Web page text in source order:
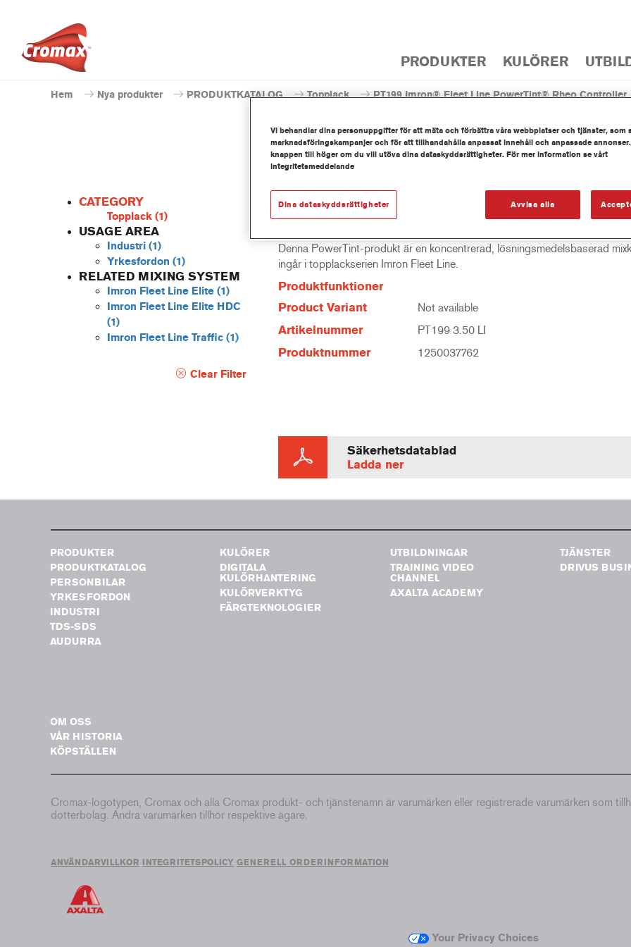
PRODUKTER KULÖRER
Hem Nya produkter PRODUKTKATALOG Topplack PT199 Imron® Fleet Line PowerTint® Rheo Controller
CATEGORY
Topplack (1)
USAGE AREA
Industri (1)
Yrkesfordon (1)
RELATED MIXING SYSTEM
Imron Fleet Line Elite (1)
Imron Fleet Line Elite HDC
(1)
Imron Fleet Line Traffic (1)
Clear Filter
PT199 Imron® Fleet Line
Denna PowerTint-produkt är en koncentrerad, lösningsmedelsbaserad
ingår i topplackserien Imron Fleet Line.
Produktfunktioner
Product Variant
Not available
Artikelnummer PT199 3.50 LI
Produktnummer 1250037762
Säkerhetsdatablad
Ladda ner
PRODUKTER
PRODUKTKATALOG
PERSONBILAR
YRKESFORDON
INDUSTRI
TDS-SDS
AUDURRA
KULÖRER
DIGITALA
KULÖRHANTERING
KULÖRVERKTYG
FÄRGTEKNOLOGIER
UTBILDNINGAR
TRAINING VIDEO
CHANNEL
AXALTA ACADEMY
TJÄNSTER
DRIVUS
OM OSS
VÅR HISTORIA
KÖPSTÄLLEN
Cromax-logotypen, Cromax och alla Cromax produkt- och tjänstenamn är varumärken eller registrerade varumärken som
dotterbolag. Andra varumärken tillhör respektive ägare.
ANVÄNDARVILLKOR INTEGRITETSPOLICY GENERELL ORDERINFORMATION
Your Privacy Choices
Vi behandlar dina personuppgifter för att mäta och förbättra våra webbplatser och tjänster, som
marknadsföringskampanjer och för att tillhandahålla anpassat innehåll och anpassade
knappen till höger om du vill utöva dina dataskyddsrättigheter. För mer information se vårt
integritetsmeddelande
Avvisa alla
Dina dataskyddsrättigheter